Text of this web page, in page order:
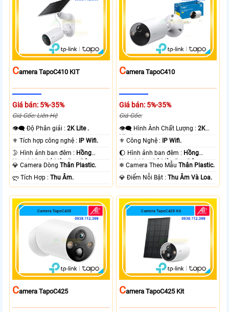
CAmera TapoC410 KIT
Giá bán: 5%-35%
Giá Gốc: Liên Hệ
👁️‍🗨 Độ Phân giải :2K Lite .
⚜️ Tích hợp công nghệ : IP Wifi.
🌛 Hình ảnh ban đêm : Hồng
Ngoại 10m Có Màu Ban Ðêm.
💎 Camera DòngThân Plastic.
️ლ Tích Hợp :Thu Âm.
CAmera TapoC410
Giá bán: 5%-35%
Giá Gốc:
👁️‍🗨 Hình Ành Chất Lượng :2K
Lite .
⚜️ Công Nghệ : IP Wifi.
🌔 Hình ảnh ban đêm : Hồng
Ngoại 10m Có Màu Ban Ðêm.
❄ Camera Theo MẫuThân Plastic.
️💎 Điểm Nỗi Bật :Thu Âm Và Loa.
CAmera TapoC425 CAmera TapoC425 Kit